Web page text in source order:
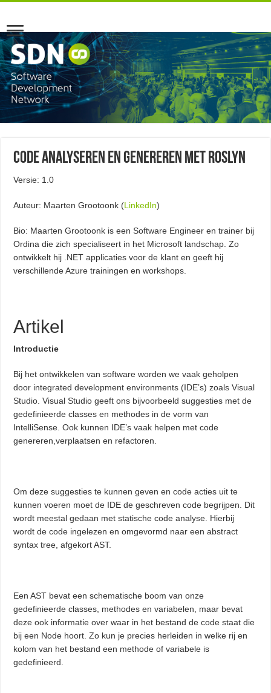
Code analyseren en genereren met Roslyn
Versie: 1.0
Auteur: Maarten Grootoonk (LinkedIn)
Bio: Maarten Grootoonk is een Software Engineer en trainer bij
Ordina die zich specialiseert in het Microsoft landschap. Zo
ontwikkelt hij .NET applicaties voor de klant en geeft hij
verschillende Azure trainingen en workshops.
Artikel
Introductie
Bij het ontwikkelen van software worden we vaak geholpen
door integrated development environments (IDE’s) zoals Visual
Studio. Visual Studio geeft ons bijvoorbeeld suggesties met de
gedefinieerde classes en methodes in de vorm van
IntelliSense. Ook kunnen IDE’s vaak helpen met code
genereren,verplaatsen en refactoren.
Om deze suggesties te kunnen geven en code acties uit te
kunnen voeren moet de IDE de geschreven code begrijpen. Dit
wordt meestal gedaan met statische code analyse. Hierbij
wordt de code ingelezen en omgevormd naar een abstract
syntax tree, afgekort AST.
Een AST bevat een schematische boom van onze
gedefinieerde classes, methodes en variabelen, maar bevat
deze ook informatie over waar in het bestand de code staat die
bij een Node hoort. Zo kun je precies herleiden in welke rij en
kolom van het bestand een methode of variabele is
gedefinieerd.